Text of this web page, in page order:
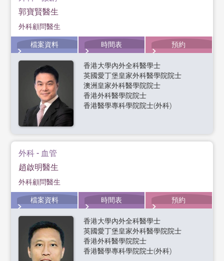
郭寶賢醫生
外科顧問醫生
檔案資料 時間表 預約
香港大學內外全科醫學士
英國愛丁堡皇家外科醫學院院士
澳洲皇家外科醫學院院士
香港外科醫學院院士
香港醫學專科學院院士(外科)
外科 - 血管
趙啟明醫生
外科顧問醫生
檔案資料 時間表 預約
香港大學內外全科醫學士
英國愛丁堡皇家外科醫學院院士
香港外科醫學院院士
香港醫學專科學院院士(外科)